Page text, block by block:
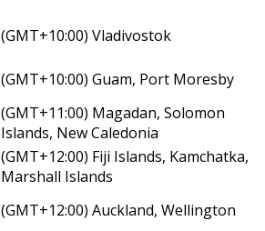
(GMT+10:00) Vladivostok
(GMT+10:00) Guam, Port Moresby
(GMT+11:00) Magadan, Solomon
Islands, New Caledonia
(GMT+12:00) Fiji Islands, Kamchatka,
Marshall Islands
(GMT+12:00) Auckland, Wellington